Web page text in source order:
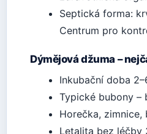
Septická forma:
Centrum pro
Dýmějová džuma –
Inkubační doba
Typické bubony –
Horečka,
Letalita bez léčby